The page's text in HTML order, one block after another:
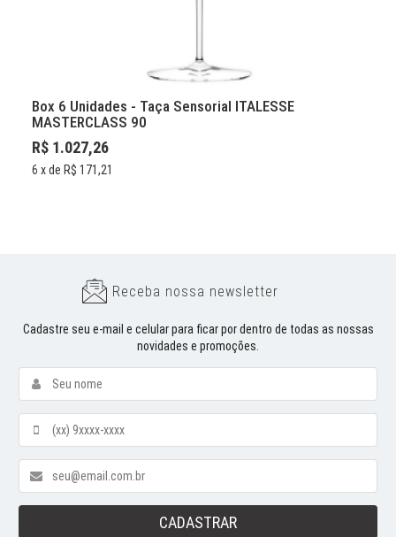
Box 6 Unidades - Taça Sensorial ITALESSE
MASTERCLASS 90
R$ 1.027,26
6 x de R$ 171,21
Receba nossa newsletter
Cadastre seu e-mail e celular para ficar por dentro de todas as nossas
novidades e promoções.
CADASTRAR